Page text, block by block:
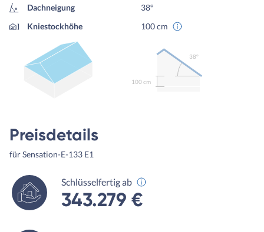
Dachneigung
38°
Kniestockhöhe
100 cm
100 cm
38º
Preisdetails
für Sensation-E-133 E1
Schlüsselfertig ab
343.279 €